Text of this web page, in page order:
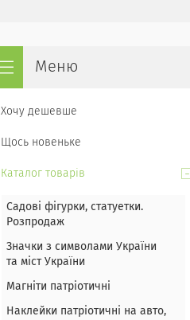
Хочу дешевше
Щось новеньке
Каталог товарів
Садові фігурки, статуетки.
Розпродаж
Значки з символами України
та міст України
Магніти патріотичні
Наклейки патріотичні на авто,